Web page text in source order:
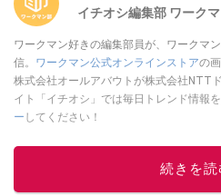
イチオシ編集部 ワーク
ワークマン好きの編集部員が、ワークマ
信。 ワークマン公式オンラインストアの
株式会社オールアバウトが株式会社NTT
イト「イチオシ」では毎日トレンド情報を
ー してください！
このイ
続きを読